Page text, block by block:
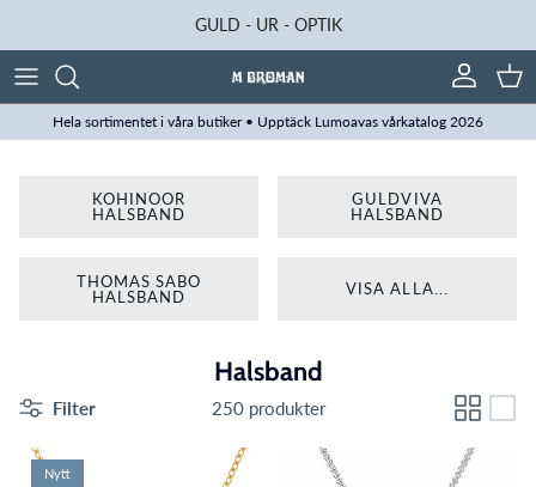
GULD - UR - OPTIK
Konto
Hela sortimentet i våra butiker • Upptäck Lumoavas vårkatalog 2026
KOHINOOR
HALSBAND
GULDVIVA
HALSBAND
THOMAS SABO
HALSBAND
VISA ALLA...
Halsband
Filter 250 produkter
Nytt